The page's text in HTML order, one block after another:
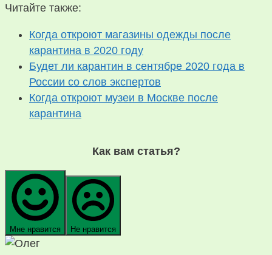
Читайте также:
Когда откроют магазины одежды после
карантина в 2020 году
Будет ли карантин в сентябре 2020 года в
России со слов экспертов
Когда откроют музеи в Москве после
карантина
Как вам статья?
Мне нравится Не нравится